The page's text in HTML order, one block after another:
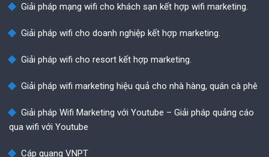
Giải pháp mạng wifi cho khách sạn kết hợp wifi marketing.
Giải pháp wifi cho doanh nghiệp kết hợp marketing.
Giải pháp wifi cho resort kết hợp marketing.
Giải pháp wifi marketing hiệu quả cho nhà hàng, quán cà phê
Giải pháp Wifi Marketing với Youtube – Giải pháp quảng cáo
qua wifi với Youtube
Cáp quang VNPT